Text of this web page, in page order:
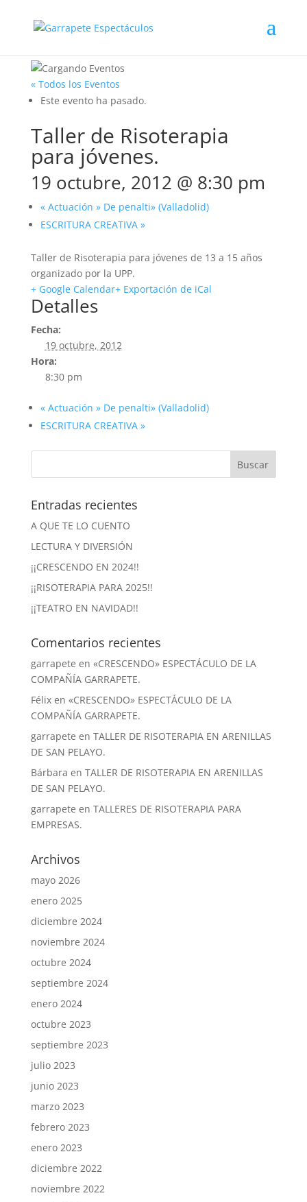
« Todos los Eventos
Este evento ha pasado.
Taller de Risoterapia
para jóvenes.
19 octubre, 2012 @ 8:30 pm
«Actuación » De penalti» (Valladolid)
ESCRITURA CREATIVA »
Taller de Risoterapia para jóvenes de 13 a 15 años
organizado por la UPP.
+ Google Calendar+ Exportación de iCal
Detalles
Fecha:
19 octubre, 2012
Hora:
8:30 pm
«Actuación » De penalti» (Valladolid)
ESCRITURA CREATIVA »
Entradas recientes
A QUE TE LO CUENTO
LECTURA Y DIVERSIÓN
¡¡CRESCENDO EN 2024!!
¡¡RISOTERAPIA PARA 2025!!
¡¡TEATRO EN NAVIDAD!!
Comentarios recientes
garrapete en «CRESCENDO» ESPECTÁCULO DE LA
COMPAÑÍA GARRAPETE.
Félixen «CRESCENDO» ESPECTÁCULO DE LA
COMPAÑÍA GARRAPETE.
garrapete en TALLER DE RISOTERAPIA EN ARENILLAS
DE SAN PELAYO.
Bárbara en TALLER DE RISOTERAPIA EN ARENILLAS
DE SAN PELAYO.
garrapete en TALLERES DE RISOTERAPIA PARA
EMPRESAS.
Archivos
mayo 2026
enero 2025
diciembre 2024
noviembre 2024
octubre 2024
septiembre 2024
enero 2024
octubre 2023
septiembre 2023
julio 2023
junio 2023
marzo 2023
febrero 2023
enero 2023
diciembre 2022
noviembre 2022